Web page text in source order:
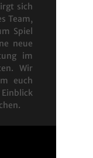
sich
Team,
Spiel
neue
im
Wir
euch